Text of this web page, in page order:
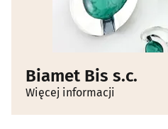
Biamet Bis s.c.
Więcej informacji